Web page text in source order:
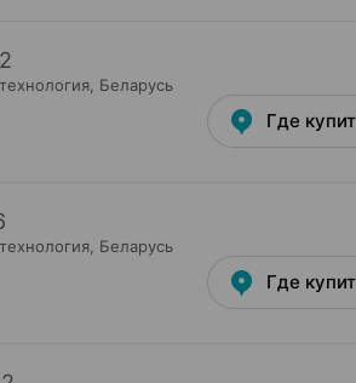
, Беларусь
Где
, Беларусь
Где